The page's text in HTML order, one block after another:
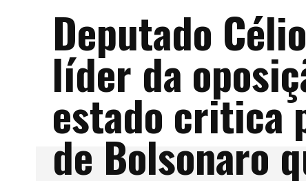
Deputado
líder da
estado critica
de Bolsonaro